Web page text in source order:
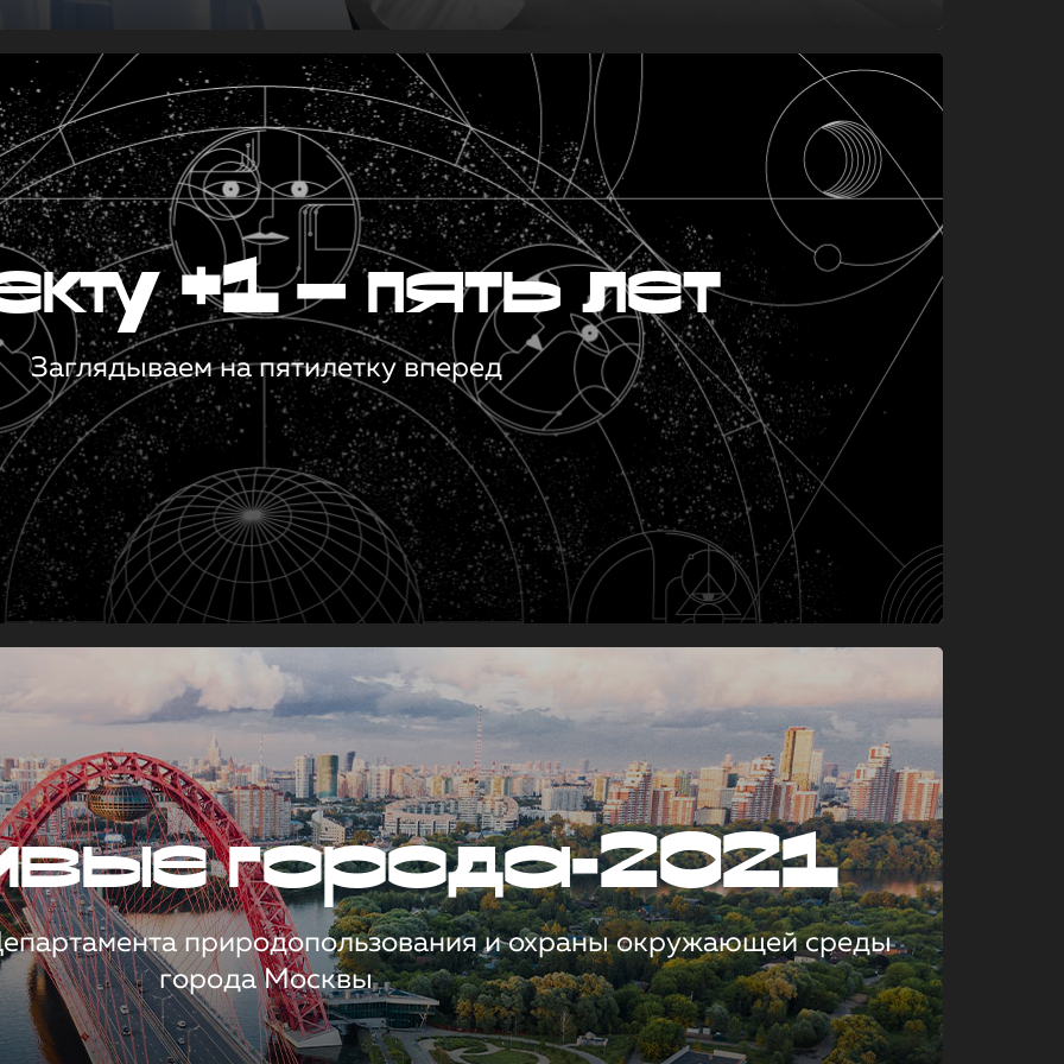
+1 — пять лет
Заглядываем на пятилетку вперед
города-2021
природопользования и охраны окружающей среды
города Москвы